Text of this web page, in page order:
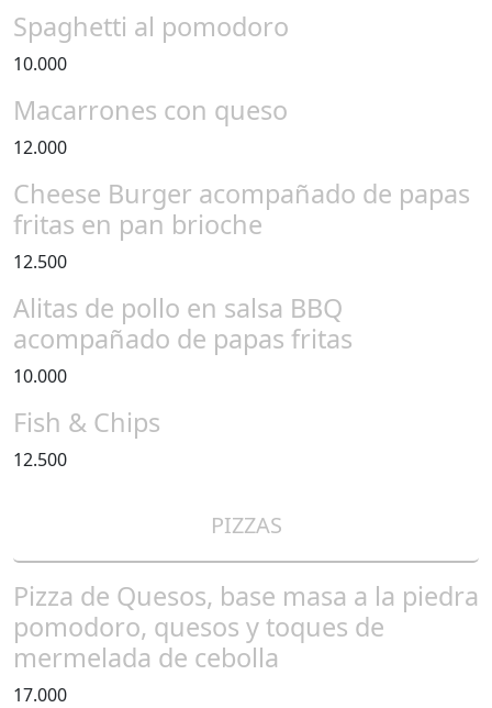
Spaghetti al pomodoro
10.000
Macarrones con queso
12.000
Cheese Burger acompañado de papas
fritas en pan brioche
12.500
Alitas de pollo en salsa BBQ
acompañado de papas fritas
10.000
Fish & Chips
12.500
PIZZAS
Pizza de Quesos, base masa a la piedra
pomodoro, quesos y toques de
mermelada de cebolla
17.000